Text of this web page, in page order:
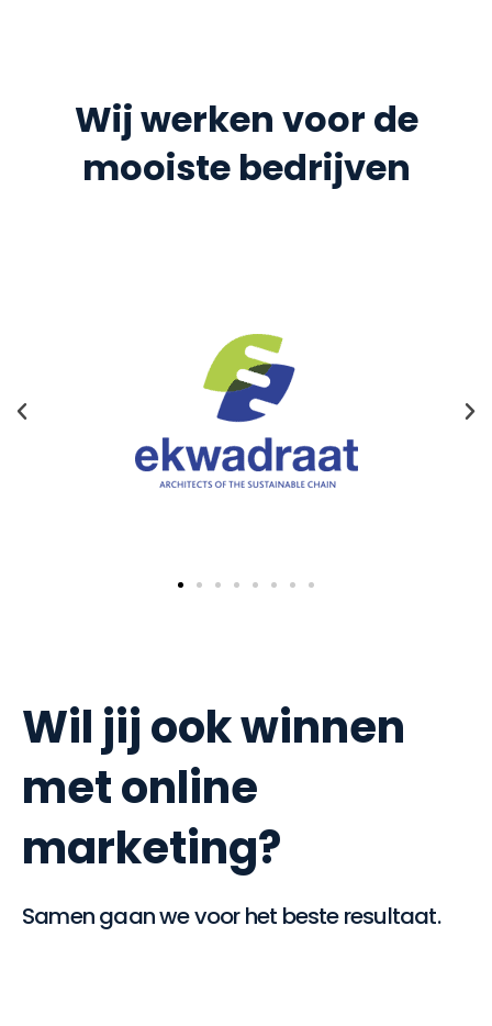
Wij werken voor de
mooiste bedrijven
Wil jij ook winnen
met online
marketing?
Samen gaan we voor het beste resultaat.